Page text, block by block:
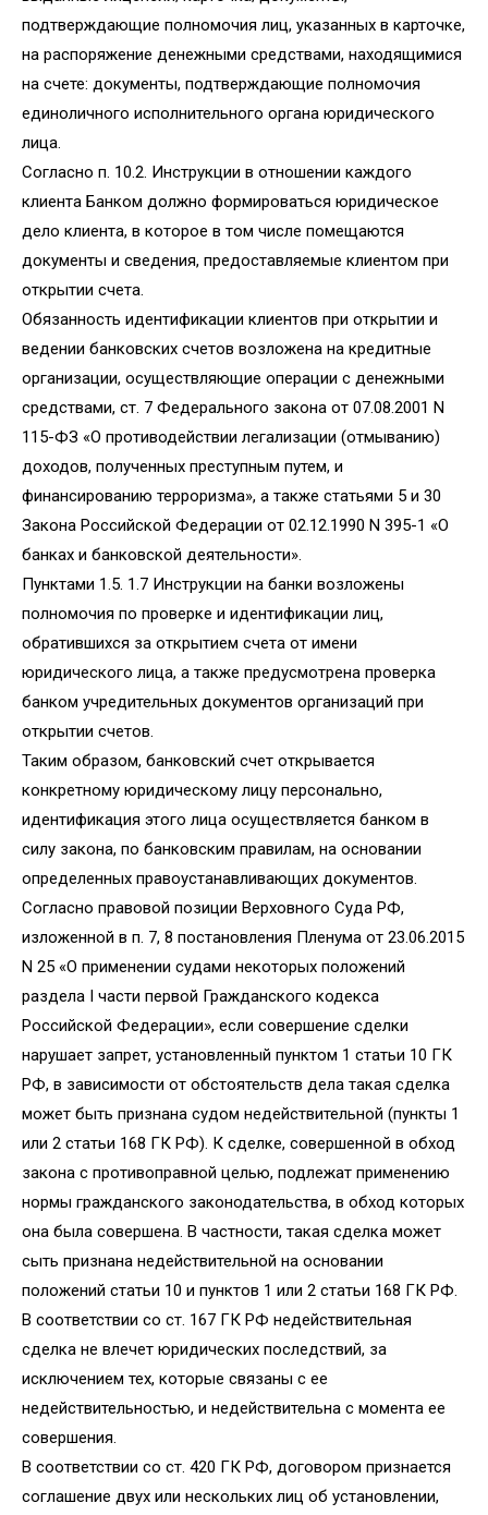
подтверждающие полномочия лиц, указанных в карточке,
на распоряжение денежными средствами, находящимися
на счете: документы, подтверждающие полномочия
единоличного исполнительного органа юридического
лица.
Согласно п. 10.2. Инструкции в отношении каждого
клиента Банком должно формироваться юридическое
дело клиента, в которое в том числе помещаются
документы и сведения, предоставляемые клиентом при
открытии счета.
Обязанность идентификации клиентов при открытии и
ведении банковских счетов возложена на кредитные
организации, осуществляющие операции с денежными
средствами, ст. 7 Федерального закона от 07.08.2001 N
115-ФЗ «О противодействии легализации (отмыванию)
доходов, полученных преступным путем, и
финансированию терроризма», а также статьями 5 и 30
Закона Российской Федерации от 02.12.1990 N 395-1 «О
банках и банковской деятельности».
Пунктами 1.5. 1.7 Инструкции на банки возложены
полномочия по проверке и идентификации лиц,
обратившихся за открытием счета от имени
юридического лица, а также предусмотрена проверка
банком учредительных документов организаций при
открытии счетов.
Таким образом, банковский счет открывается
конкретному юридическому лицу персонально,
идентификация этого лица осуществляется банком в
силу закона, по банковским правилам, на основании
определенных правоустанавливающих документов.
Согласно правовой позиции Верховного Суда РФ,
изложенной в п. 7, 8 постановления Пленума от 23.06.2015
N 25 «О применении судами некоторых положений
раздела I части первой Гражданского кодекса
Российской Федерации», если совершение сделки
нарушает запрет, установленный пунктом 1 статьи 10 ГК
РФ, в зависимости от обстоятельств дела такая сделка
может быть признана судом недействительной (пункты 1
или 2 статьи 168 ГК РФ). К сделке, совершенной в обход
закона с противоправной целью, подлежат применению
нормы гражданского законодательства, в обход которых
она была совершена. В частности, такая сделка может
сыть признана недействительной на основании
положений статьи 10 и пунктов 1 или 2 статьи 168 ГК РФ.
В соответствии со ст. 167 ГК РФ недействительная
сделка не влечет юридических последствий, за
исключением тех, которые связаны с ее
недействительностью, и недействительна с момента ее
совершения.
В соответствии со ст. 420 ГК РФ, договором признается
соглашение двух или нескольких лиц об установлении,